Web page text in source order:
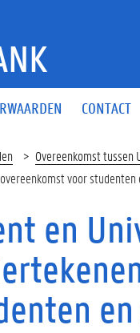
CONTACT
Overeenkomst tussen
voor
en